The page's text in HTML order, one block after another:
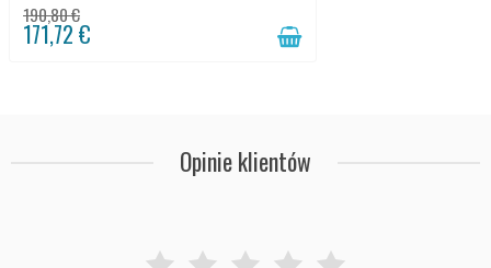
190,80 €
171,72 €
Opinie klientów